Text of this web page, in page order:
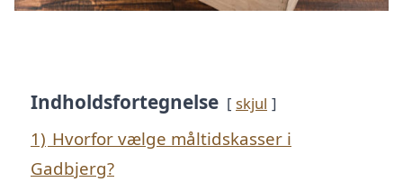
Indholdsfortegnelse skjul
1) Hvorfor vælge måltidskasser i
Gadbjerg?